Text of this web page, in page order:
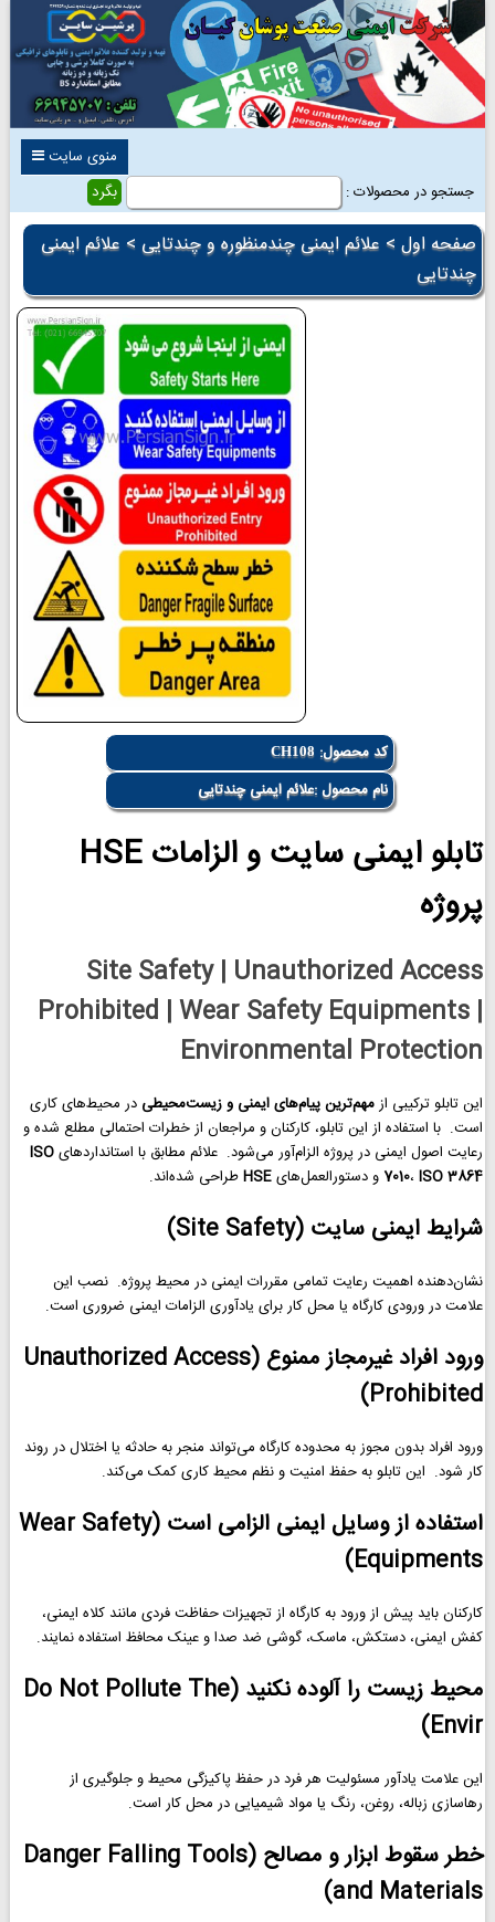
منوی سایت
جستجو در محصولات :
صفحه اول > علائم ایمنی چندمنظوره و چندتایی > علائم ایمنی
چندتایی
کد محصول: CH108
نام محصول :علائم ایمنی چندتایی
تابلو ایمنی سایت و الزامات HSE
پروژه
Site Safety | Unauthorized Access
Prohibited | Wear Safety Equipments |
Environmental Protection
این تابلو ترکیبی ازمهم‌ترین پیام‌های ایمنی و زیست‌محیطی در محیط‌های کاری
است. با استفاده از این تابلو، کارکنان و مراجعان از خطرات احتمالی مطلع شده و
رعایت اصول ایمنی در پروژه الزام‌آور می‌شود. علائم مطابق با استانداردهایISO
7010، ISO 3864 و دستورالعمل‌هایHSEطراحی شده‌اند.
شرایط ایمنی سایت (Site Safety)
نشان‌دهنده اهمیت رعایت تمامی مقررات ایمنی در محیط پروژه. نصب این
علامت در ورودی کارگاه یا محل کار برای یادآوری الزامات ایمنی ضروری است.
ورود افراد غیرمجاز ممنوع (Unauthorized Access
Prohibited)
ورود افراد بدون مجوز به محدوده کارگاه می‌تواند منجر به حادثه یا اختلال در روند
کار شود. این تابلو به حفظ امنیت و نظم محیط کاری کمک می‌کند.
استفاده از وسایل ایمنی الزامی است (Wear Safety
Equipments)
کارکنان باید پیش از ورود به کارگاه از تجهیزات حفاظت فردی مانند کلاه ایمنی،
کفش ایمنی، دستکش، ماسک، گوشی ضد صدا و عینک محافظ استفاده نمایند.
محیط زیست را آلوده نکنید (Do Not Pollute The
Envir)
این علامت یادآور مسئولیت هر فرد در حفظ پاکیزگی محیط و جلوگیری از
رهاسازی زباله، روغن، رنگ یا مواد شیمیایی در محل کار است.
خطر سقوط ابزار و مصالح (Danger Falling Tools
and Materials)